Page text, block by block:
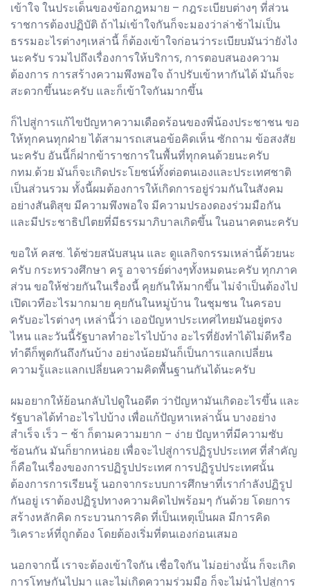
เข้าใจ ในประเด็นของข้อกฎหมาย – กฎระเบียบต่างๆ ที่ส่วน
ราชการต้องปฏิบัติ ถ้าไม่เข้าใจกันก็จะมองว่าล่าช้าไม่เป็น
ธรรมอะไรต่างๆเหล่านี้ ก็ต้องเข้าใจก่อนว่าระเบียบมันว่ายังไง
นะครับ รวมไปถึงเรื่องการให้บริการ, การตอบสนองความ
ต้องการ การสร้างความพึงพอใจ ถ้าปรับเข้าหากันได้ มันก็จะ
สะดวกขึ้นนะครับ และก็เข้าใจกันมากขึ้น
ก็ไปสู่การแก้ไขปัญหาความเดือดร้อนของพี่น้องประชาชน ขอ
ให้ทุกคนทุกฝ่าย ได้สามารถเสนอข้อคิดเห็น ซักถาม ข้อสงสัย
นะครับ อันนี้ก็ฝากข้าราชการในพื้นที่ทุกคนด้วยนะครับ
กทม.ด้วย มันก็จะเกิดประโยชน์ทั้งต่อตนเองและประเทศชาติ
เป็นส่วนรวม ทั้งนี้ผมต้องการให้เกิดการอยู่ร่วมกันในสังคม
อย่างสันติสุข มีความพึงพอใจ มีความปรองดองร่วมมือกัน
และมีประชาธิปไตยที่มีธรรมาภิบาลเกิดขึ้น ในอนาคตนะครับ
ขอให้ คสช. ได้ช่วยสนับสนุน และ ดูแลกิจกรรมเหล่านี้ด้วยนะ
ครับ กระทรวงศึกษา ครู อาจารย์ต่างๆทั้งหมดนะครับ ทุกภาค
ส่วน ขอให้ช่วยกันในเรื่องนี้ คุยกันให้มากขึ้น ไม่จำเป็นต้องไป
เปิดเวทีอะไรมากมาย คุยกันในหมู่บ้าน ในชุมชน ในครอบ
ครับอะไรต่างๆ เหล่านี้ว่า เออปัญหาประเทศไทยมันอยู่ตรง
ไหน และวันนี้รัฐบาลทำอะไรไปบ้าง อะไรที่ยังทำได้ไม่ดีหรือ
ทำดีก็พูดกันถึงกันบ้าง อย่างน้อยมันก็เป็นการแลกเปลี่ยน
ความรู้และแลกเปลี่ยนความคิดพื้นฐานกันได้นะครับ
ผมอยากให้ย้อนกลับไปดูในอดีต ว่าปัญหามันเกิดอะไรขึ้น และ
รัฐบาลได้ทำอะไรไปบ้าง เพื่อแก้ปัญหาเหล่านั้น บางอย่าง
สำเร็จ เร็ว – ช้า ก็ตามความยาก – ง่าย ปัญหาที่มีความซับ
ซ้อนกัน มันก็ยากหน่อย เพื่อจะไปสู่การปฏิรูปประเทศ ที่สำคัญ
ก็คือในเรื่องของการปฏิรูปประเทศ การปฏิรูปประเทศนั้น
ต้องการการเรียนรู้ นอกจากระบบการศึกษาที่เรากำลังปฏิรูป
กันอยู่ เราต้องปฏิรูปทางความคิดไปพร้อมๆ กันด้วย โดยการ
สร้างหลักคิด กระบวนการคิด ที่เป็นเหตุเป็นผล มีการคิด
วิเคราะห์ที่ถูกต้อง โดยต้องเริ่มที่ตนเองก่อนเสมอ
นอกจากนี้ เราจะต้องเข้าใจกัน เชื่อใจกัน ไม่อย่างนั้น ก็จะเกิด
การโทษกันไปมา และไม่เกิดความร่วมมือ ก็จะไม่นำไปสู่การ